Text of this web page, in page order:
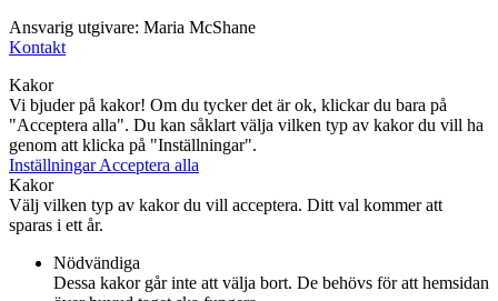
Ansvarig utgivare: Maria McShane
Kontakt
Kakor
Vi bjuder på kakor! Om du tycker det är ok, klickar du bara på
"Acceptera alla". Du kan såklart välja vilken typ av kakor du vill ha
genom att klicka på "Inställningar".
InställningarAcceptera alla
Kakor
Välj vilken typ av kakor du vill acceptera. Ditt val kommer att
sparas i ett år.
Nödvändiga
Dessa kakor går inte att välja bort. De behövs för att hemsidan